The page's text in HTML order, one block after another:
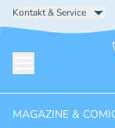
Kontakt & Service
MAGAZINE &